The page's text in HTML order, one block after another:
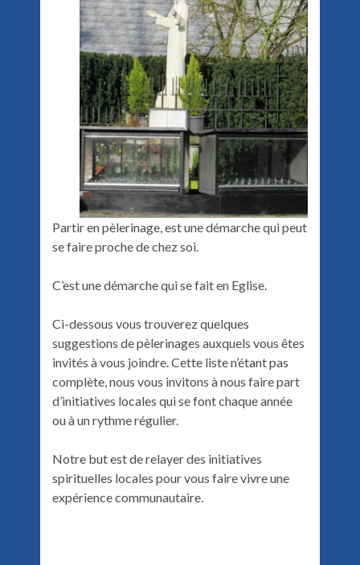
Partir en pèlerinage, est une démarche qui peut
se faire proche de chez soi.
C’est une démarche qui se fait en Eglise.
Ci-dessous vous trouverez quelques
suggestions de pèlerinages auxquels vous êtes
invités à vous joindre. Cette liste n’étant pas
complète, nous vous invitons à nous faire part
d’initiatives locales qui se font chaque année
ou à un rythme régulier.
Notre but est de relayer des initiatives
spirituelles locales pour vous faire vivre une
expérience communautaire.